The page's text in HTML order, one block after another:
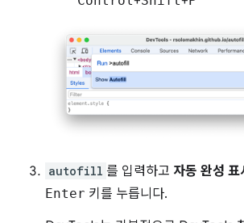
autofill 를 입력하고 자동 완성 표
Enter 키를 누릅니다.